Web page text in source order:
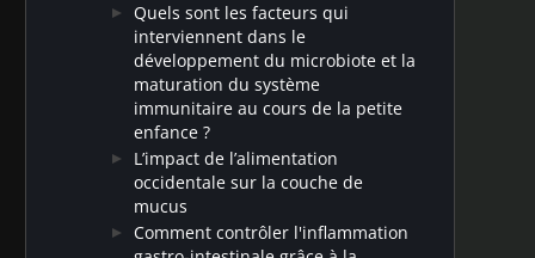
Quels sont les facteurs qui
interviennent dans le
développement du microbiote et la
maturation du système
immunitaire au cours de la petite
enfance ?
L’impact de l’alimentation
occidentale sur la couche de
mucus
Comment contrôler l'inflammation